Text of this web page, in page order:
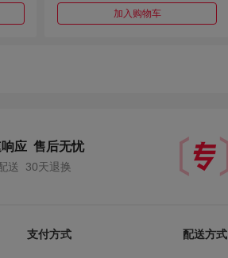
加入购物车
应 售后无忧
送 30天退换
支付方式 配送方式